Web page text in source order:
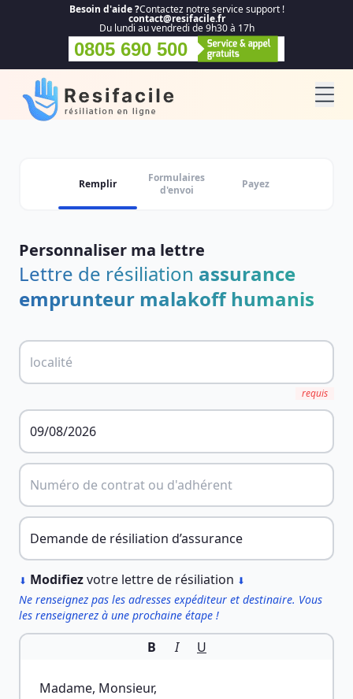
Besoin d'aide ?Contactez notre service support !
contact@resifacile.fr
Du lundi au vendredi de 9h30 à 17h
0805 690 500
Remplir
Formulaires
d'envoi
Payez
Personnaliser ma lettre
Lettre de résiliation assurance
emprunteur malakoff humanis
requis
⬇ Modifiezvotre lettre de résiliation ⬇
Ne renseignez pas les adresses expéditeur et destinaire. Vous
les renseignerez à une prochaine étape !
B I U
Madame, Monsieur,